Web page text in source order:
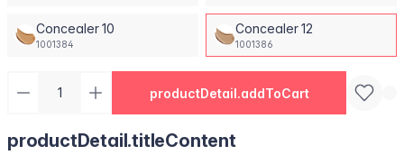
Concealer 10
1001384
Concealer 12
1001386
productDetail.addToCart
productDetail.titleContent